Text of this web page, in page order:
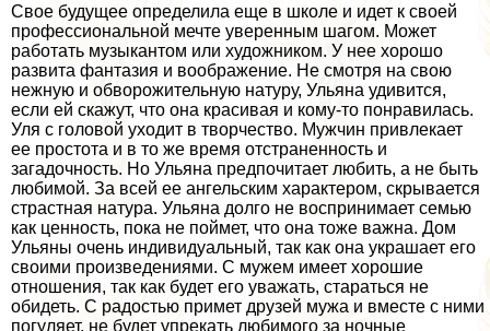
Свое будущее определила еще в школе и идет к своей
профессиональной мечте уверенным шагом. Может
работать музыкантом или художником. У нее хорошо
развита фантазия и воображение. Не смотря на свою
нежную и обворожительную натуру, Ульяна удивится,
если ей скажут, что она красивая и кому-то понравилась.
Уля с головой уходит в творчество. Мужчин привлекает
ее простота и в то же время отстраненность и
загадочность. Но Ульяна предпочитает любить, а не быть
любимой. За всей ее ангельским хаpaктером, скрывается
страстная натура. Ульяна долго не воспринимает семью
как ценность, пока не поймет, что она тоже важна. Дом
Ульяны очень индивидуальный, так как она украшает его
своими произведениями. С мужем имеет хорошие
отношения, так как будет его уважать, стараться не
обидеть. С радостью примет друзей мужа и вместе с ними
погуляет, не будет упрекать любимого за ночные